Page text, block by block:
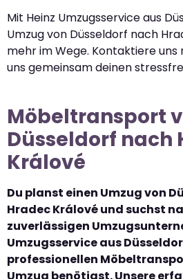
Mit Heinz Umzugsservice aus
Umzug von Düsseldorf nach
mehr im Wege. Kontaktiere uns
uns gemeinsam deinen
Möbeltransport
Düsseldorf nach
Králové
Du planst einen Umzug von
Hradec Králové und suchst
zuverlässigen
Umzugsservice aus
professionellen
Umzug benötigst. Unsere